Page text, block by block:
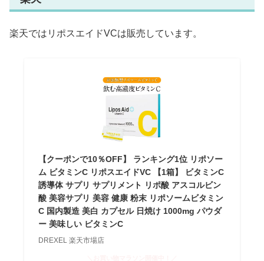
楽天ではリポスエイドVCは販売しています。
【クーポンで10％OFF】 ランキング1位 リポソー
ム ビタミンC リポスエイドVC 【1箱】 ビタミンC
誘導体 サプリ サプリメント リポ酸 アスコルビン
酸 美容サプリ 美容 健康 粉末 リポソームビタミン
C 国内製造 美白 カプセル 日焼け 1000mg パウダ
ー 美味しい ビタミンC
DREXEL 楽天市場店